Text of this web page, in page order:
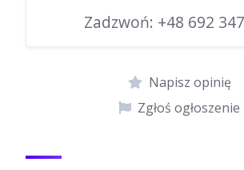
Zadzwoń: +48 692
Napisz opinię
Zgłoś ogłoszenie